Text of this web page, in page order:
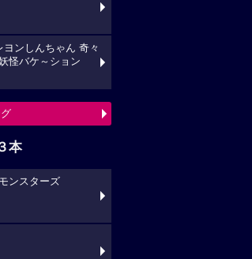
ンしんちゃん 奇々
怪バケ～ション
本
ンスターズ